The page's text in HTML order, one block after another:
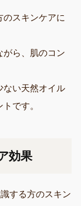
スキンケアに
がら、肌のコン
ない天然オイル
です。
効果
する方のスキン